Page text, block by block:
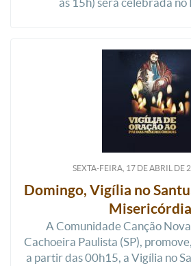
SEXTA-FEIRA, 17 DEABRIL DE
Domingo, Vigília no
A Comunidade Canção
Cachoeira Paulista (SP),
a partir das 00h15, a Vigília no